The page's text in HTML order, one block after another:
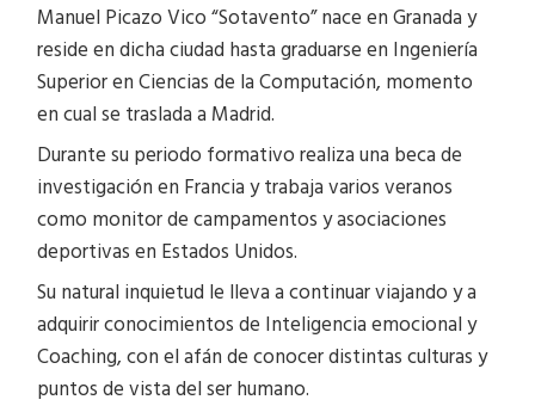
Manuel Picazo Vico “Sotavento” nace en Granada y
reside en dicha ciudad hasta graduarse en Ingeniería
Superior en Ciencias de la Computación, momento
en cual se traslada a Madrid.
Durante su periodo formativo realiza una beca de
investigación en Francia y trabaja varios veranos
como monitor de campamentos y asociaciones
deportivas en Estados Unidos.
Su natural inquietud le lleva a continuar viajando y a
adquirir conocimientos de Inteligencia emocional y
Coaching, con el afán de conocer distintas culturas y
puntos de vista del ser humano.